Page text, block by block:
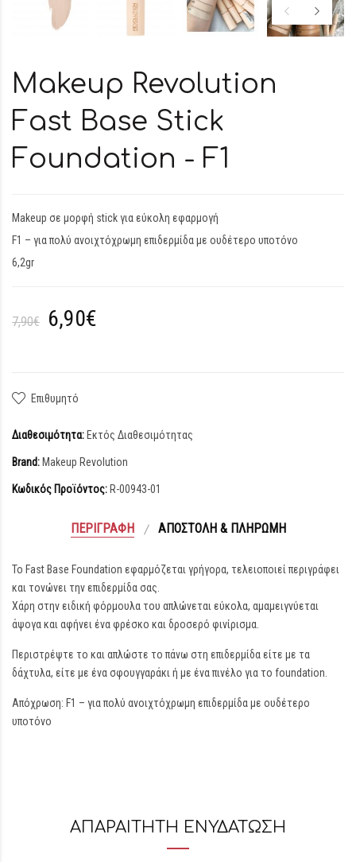
Makeup Revolution
Fast Base Stick
Foundation - F1
Makeup σε μορφή stick για εύκολη εφαρμογή
F1 – για πολύ ανοιχτόχρωμη επιδερμίδα με ουδέτερο υποτόνο
6,2gr
7,90€ 6,90€
Επιθυμητό
Διαθεσιμότητα: Εκτός Διαθεσιμότητας
Brand: Makeup Revolution
Κωδικός Προϊόντος: R-00943-01
ΠΕΡΙΓΡΑΦΉ ΑΠΟΣΤΟΛΉ & ΠΛΗΡΩΜΉ
Το Fast Base Foundation εφαρμόζεται γρήγορα, τελειοποιεί περιγράφει
και τονώνει την επιδερμίδα σας.
Χάρη στην ειδική φόρμουλα του απλώνεται εύκολα, αμαμειγνύεται
άψογα και αφήνει ένα φρέσκο και δροσερό φινίρισμα.
Περιστρέψτε το και απλώστε το πάνω στη επιδερμίδα είτε με τα
δάχτυλα, είτε με ένα σφουγγαράκι ή με ένα πινέλο για το foundation.
Απόχρωση: F1 – για πολύ ανοιχτόχρωμη επιδερμίδα με ουδέτερο
υποτόνο
ΑΠΑΡΑΙΤΗΤΗ ΕΝΥΔΑΤΩΣΗ